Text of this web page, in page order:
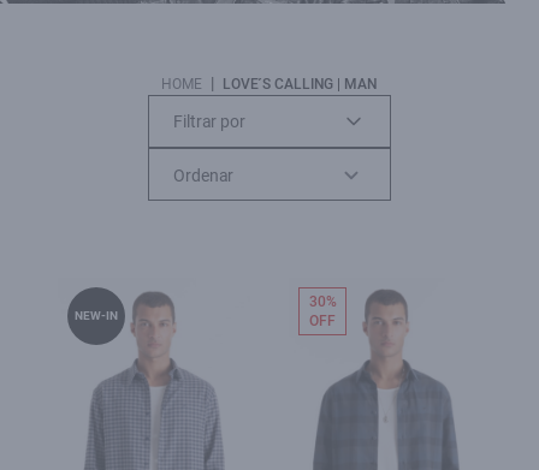
HOME | LOVE´S CALLING | MAN
Filtrar por
NEW-IN
30%
OFF